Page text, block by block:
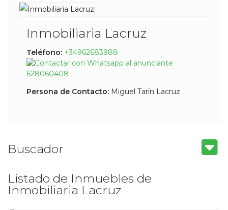
Inmobiliaria Lacruz
Teléfono: +34962683988
628060408
Persona de Contacto: Miguel Tarín Lacruz
Listado de Inmuebles de
Inmobiliaria Lacruz
Buscador